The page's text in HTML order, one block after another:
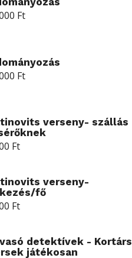
Ft
Ft
verseny- szállás
Ft
verseny-
fő
Ft
detektívek - Kortárs
játékosan